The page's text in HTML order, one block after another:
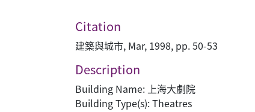
Citation
建築與城市, Mar, 1998, pp. 50-53
Description
Building Name: 上海大劇院
Building Type(s): Theatres